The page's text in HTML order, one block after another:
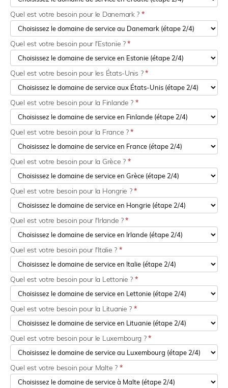
Quel est votre besoin pour le Danemark ? *
Quel est votre besoin pour l'Estonie ?*
Quel est votre besoin pour les États-Unis ?*
Quel est votre besoin pour la Finlande ? *
Quel est votre besoin pour la France ?*
Quel est votre besoin pour la Grèce ? *
Quel est votre besoin pour la Hongrie ?*
Quel est votre besoin pour l'Irlande ?*
Quel est votre besoin pour l'Italie ? *
Quel est votre besoin pour la Lettonie ? *
Quel est votre besoin pour la Lituanie ? *
Quel est votre besoin pour le Luxembourg ?*
Quel est votre besoin pour Malte ? *